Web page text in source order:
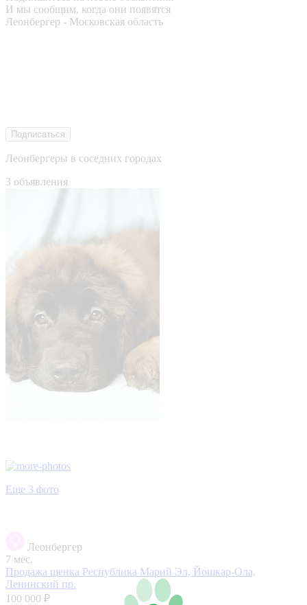
И мы сообщим, когда они появятся
Леонбергер - Московская область
Подписаться
Леонбергеры в соседних городах
3 объявления
Еще 3 фото
Леонбергер
7 мес.
Продажа щенка Республика Марий Эл, Йошкар-Ола,
Ленинский пр.
100 000 ₽